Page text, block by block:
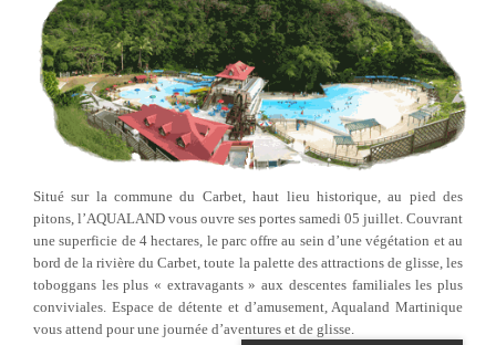
Situé sur la commune du Carbet, haut lieu historique, au pied des
pitons, l’AQUALAND vous ouvre ses portes samedi 05 juillet. Couvrant
une superficie de 4 hectares, le parc offre au sein d’une végétation et au
bord de la rivière du Carbet, toute la palette des attractions de glisse, les
toboggans les plus « extravagants » aux descentes familiales les plus
conviviales. Espace de détente et d’amusement, Aqualand Martinique
vous attend pour une journée d’aventures et de glisse.